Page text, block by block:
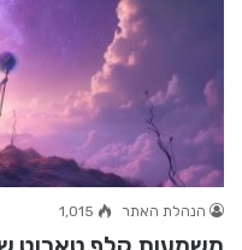
הנהלת האתר 1,015